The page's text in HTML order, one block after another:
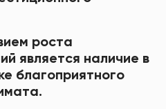
роста
является наличие в
благоприятного